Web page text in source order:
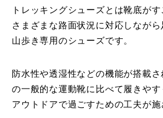
トレッキングシューズとは靴底がす
さまざまな路面状況に対応しなが
山歩き専用のシューズです。
防水性や透湿性などの機能が搭載
の一般的な運動靴に比べて履きやす
アウトドアで過ごすための工夫が施